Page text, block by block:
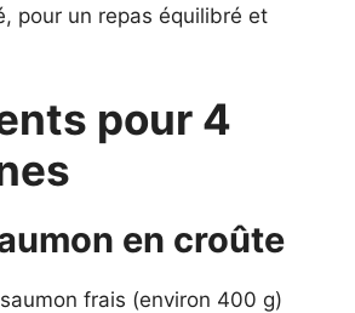
pour un repas équilibré et
pour 4
en croûte
frais (environ 400 g)